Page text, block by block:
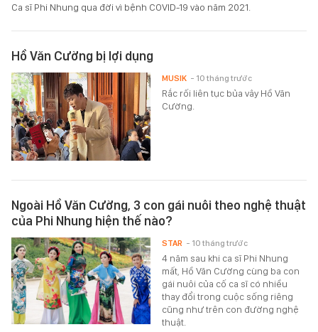
Ca sĩ Phi Nhung qua đời vì bệnh COVID-19 vào năm 2021.
Hồ Văn Cường bị lợi dụng
Rắc rối liên tục bủa vây Hồ Văn
Cường.
MUSIK - 10 tháng trước
Ngoài Hồ Văn Cường, 3 con gái nuôi theo nghệ thuật
của Phi Nhung hiện thế nào?
4 năm sau khi ca sĩ Phi Nhung
mất, Hồ Văn Cường cùng ba con
gái nuôi của cố ca sĩ có nhiều
thay đổi trong cuộc sống riêng
cũng như trên con đường nghệ
thuật.
STAR - 10 tháng trước